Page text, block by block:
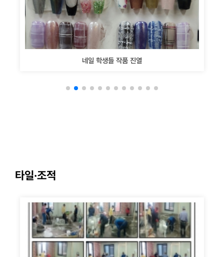
네일 학생들 작품 진열
타일·조적